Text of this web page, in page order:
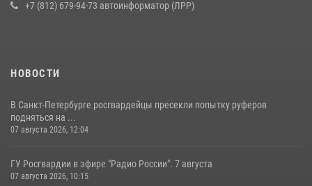
+7 (812) 679-94-73 автоинформатор (ЛРР)
НОВОСТИ
В Санкт-Петербурге росгвардейцы пресекли попытку руферов
подняться на ...
07 августа 2026, 12:04
ГУ Росгвардии в эфире "Радио России". 7 августа
07 августа 2026, 10:15